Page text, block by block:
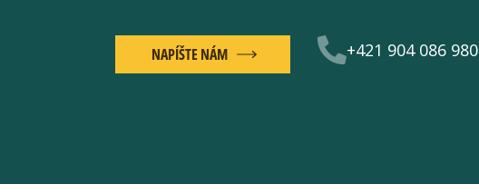
+421 904 086 980
NAPÍŠTE NÁM